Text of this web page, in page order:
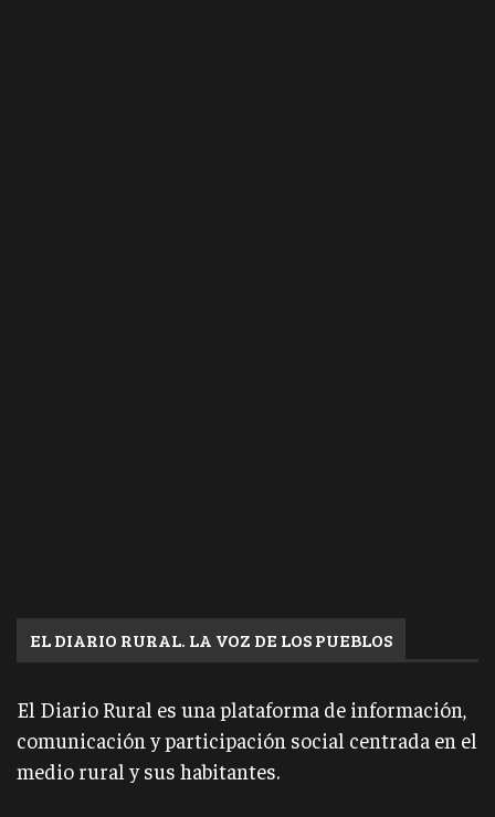
EL DIARIO RURAL. LA VOZ DE LOS PUEBLOS
El Diario Rural es una plataforma de información,
comunicación y participación social centrada en el
medio rural y sus habitantes.